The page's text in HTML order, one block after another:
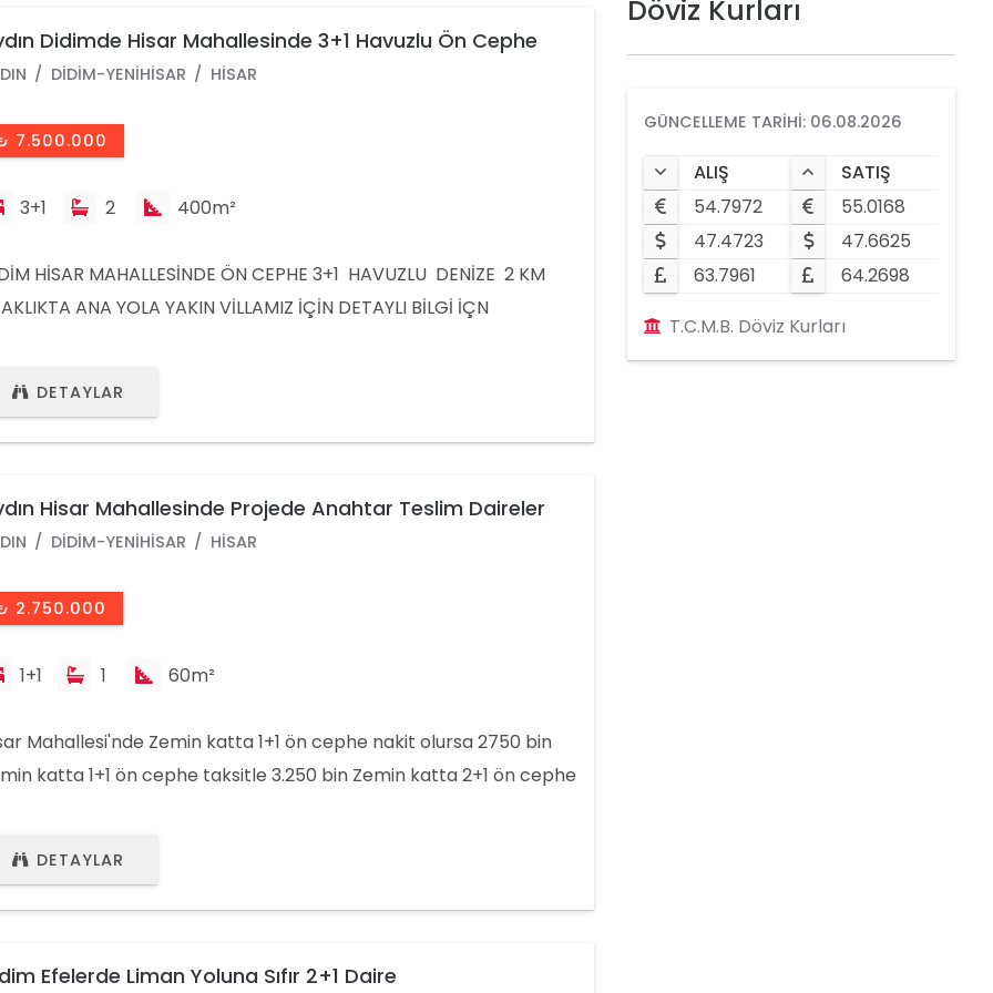
Didimde Hisar Mahallesinde 3+1 Havuzlu Ön Cephe
DIDIM-YENIHISAR HISAR
7.500.000
3+1 2 400m²
HİSAR MAHALLESİNDE ÖN CEPHE 3+1 HAVUZLU DENİZE 2 KM
ANA YOLA YAKIN VİLLAMIZ İÇİN DETAYLI BİLGİ İÇN
DETAYLAR
Hisar Mahallesinde Projede Anahtar Teslim Daireler
DIDIM-YENIHISAR HISAR
2.750.000
1+1 1 60m²
Mahallesi'nde Zemin katta 1+1 ön cephe nakit olursa 2750 bin
katta 1+1 ön cephe taksitle 3.250 bin Zemin katta 2+1 ön cephe
Katta 2+1 arka cephe nakit 3300 bin 1. Katta 2+1 arka cephe taksitle
biin 1.kat 2+1 ön cephe nakit 3.5 mily
DETAYLAR
Efelerde Liman Yoluna Sıfır 2+1 Daire
Döviz Kurları
GÜNCELLEME TARIHI: 06.08.2026
ALIŞ
SATIŞ
54.7972
55.0168
47.4723
47.6625
63.7961
64.2698
T.C.M.B. Döviz Kurları